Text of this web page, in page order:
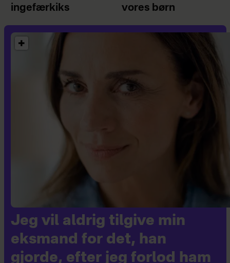
ingefærkiks
vores børn
Jeg vil aldrig tilgive min
eksmand for det, han
gjorde, efter jeg forlod ham